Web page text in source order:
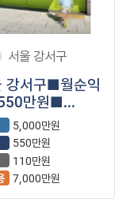
서울 강서구
강서구■월순익
만원■
점
습니다.
5,000만원
550만원
110만원
7,000만원